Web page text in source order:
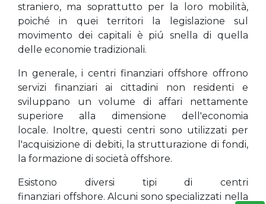
straniero, ma soprattutto per la loro mobilità,
poiché in quei territori la legislazione sul
movimento dei capitali è piú snella di quella
delle economie tradizionali.
In generale, i centri finanziari offshore offrono
servizi finanziari ai cittadini non residenti e
sviluppano un volume di affari nettamente
superiore alla dimensione dell'economia
locale. Inoltre, questi centri sono utilizzati per
l'acquisizione di debiti, la strutturazione di fondi,
la formazione di società offshore.
Esistono diversi tipi di centri
finanziari offshore. Alcuni sono specializzati nella